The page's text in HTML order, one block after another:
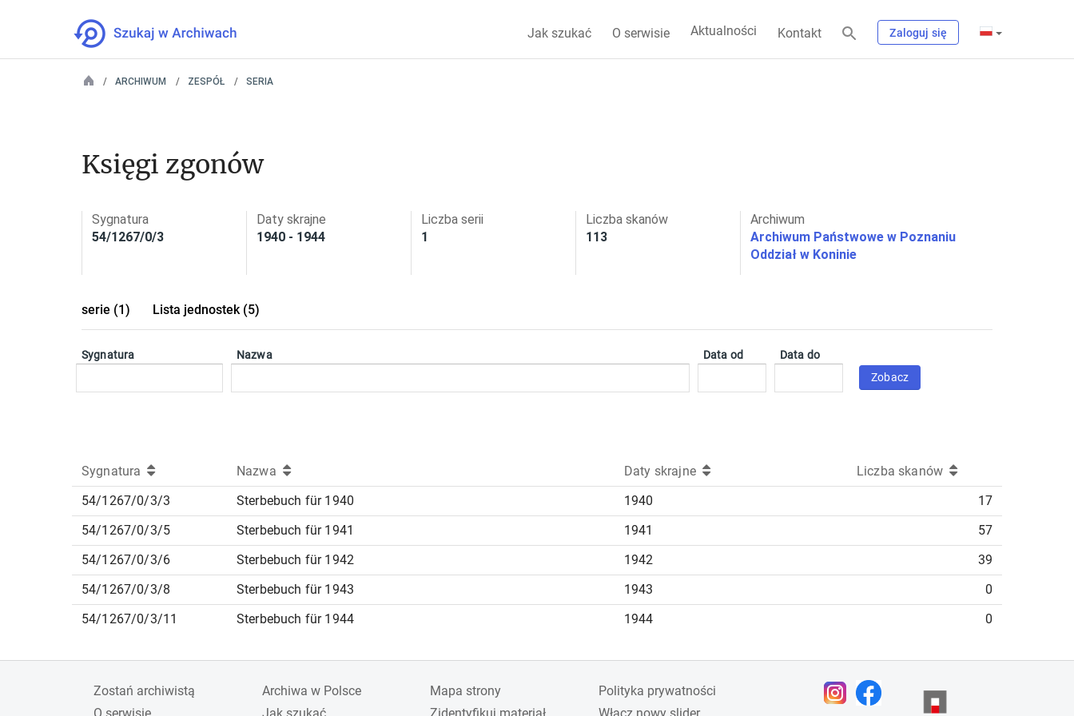
Jak szukać O serwisie Aktualności Kontakt Zaloguj się
ARCHIWUM ZESPÓŁ SERIA
Księgi zgonów
Sygnatura
54/1267/0/3
Daty skrajne
1940 - 1944
Liczba serii
1
Liczba skanów
113
Archiwum
Archiwum Państwowe w Poznaniu
Oddział w Koninie
serie (1) Lista jednostek (5)
Sygnatura Nazwa Data od
Data do
Zobacz
Sygnatura Nazwa Daty skrajne
Liczba skanów
54/1267/0/3/3
Sterbebuch für 1940 1940
17
54/1267/0/3/5
Sterbebuch für 1941 1941
57
54/1267/0/3/6
Sterbebuch für 1942 1942
39
54/1267/0/3/8
Sterbebuch für 1943 1943
0
54/1267/0/3/11
Sterbebuch für 1944 1944 0
Zostań archiwistą
Archiwa w Polsce
Mapa strony
Polityka prywatności